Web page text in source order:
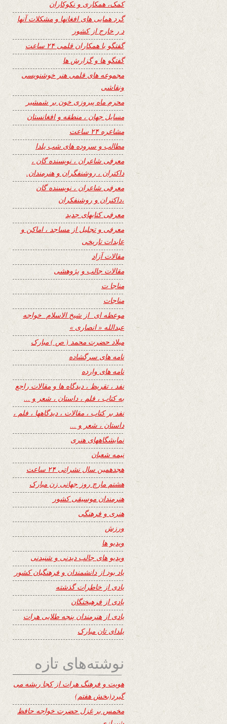
کمک، همکاری و نکوکاران
گرد همایی های افغانها و مشکلات آنها
د ر خارج از کشور
گفتگو با همکاران قلمی ۲۴ ساعت
گفتگو ها و گزارش ها
مجموعه های قلمی هنر خوشنویسی
ونقاشی
محرم ماه پیروزی خون بر شمشیر
مسایل جهان ، منطقه و افغانستان
مشاعره ۲۴ ساعت
مطالب و سروده های شب یلدا
معرفی شاعران ، نویسنده گان ،
داکتران ، روشنفگران و هنرمندان.
معرفی شاعران ، نویسنده گان
،داکتران و روشنفکران
معرفی کتابهای جدید
معرفی و تجلیل از مساجد ، اماکن و
عابدات تاریخی
مقالات آزاد
مقالات جالب و پژوهشی
مناجا ت
مناجات
موعظه ای از شیخ الاسلام خواجه
عبدالله « انصاری »
میلاد حضرت محمد ( ص ) مبارک
نامه های سرگشاده
نامه های وارده
نفد ، تقریظ ، دیدگاه ها و مقالات راجع
به کتاب ، فلم ، داستان ، شعر و …
نفد بر کتاب ، مقالات ، دیدگاهها ، فلم ،
داستان ، شعر و …
نمایشگاههای هنری
نیمه شعبان
هجدهمین سال نشراتی ۲۴ ساعت
هشتم مارچ روز جهانی زن مبارک
هنرمندان موسیقی کشور
هنری و فرهنگی
ورزش
ویدیو ها
ویدیو های جالب دیدنی و شنیدنی
یاد بود از دانشمندان و فرهنگیان کشور
یادی از خاطرات گذشته
یادی از فرهیختگان
یادی از هنرمندان پنجه طلایی هرات
یلدای تان مبارک
نوشته‌های تازه
هویت و فرهنگ هرات از کجا ریشه می
گیرد(بخش هفتم)
مخمس بر غزل حضرت خواجه حافظ